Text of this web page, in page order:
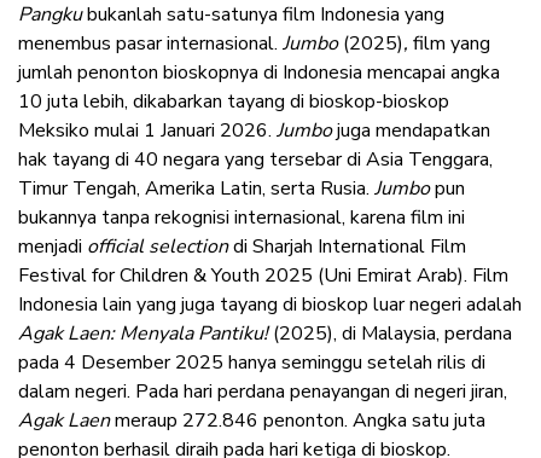
Pangkubukanlah satu-satunya film Indonesia yang
menembus pasar internasional. Jumbo(2025), film yang
jumlah penonton bioskopnya di Indonesia mencapai angka
10 juta lebih, dikabarkan tayang di bioskop-bioskop
Meksiko mulai 1 Januari 2026. Jumbojuga mendapatkan
hak tayang di 40 negara yang tersebar di Asia Tenggara,
Timur Tengah, Amerika Latin, serta Rusia. Jumbopun
bukannya tanpa rekognisi internasional, karena film ini
menjadi official selectiondi Sharjah International Film
Festival for Children & Youth 2025 (Uni Emirat Arab). Film
Indonesia lain yang juga tayang di bioskop luar negeri adalah
Agak Laen: Menyala Pantiku!(2025), di Malaysia, perdana
pada 4 Desember 2025 hanya seminggu setelah rilis di
dalam negeri. Pada hari perdana penayangan di negeri jiran,
Agak Laenmeraup 272.846 penonton. Angka satu juta
penonton berhasil diraih pada hari ketiga di bioskop.